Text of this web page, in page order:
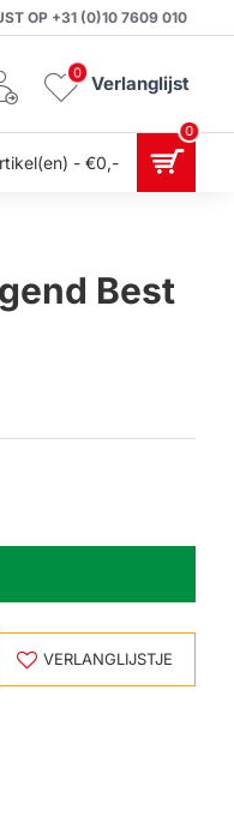
OP +31 (0)10 7609 010
Verlanglijst
0
- €0,-
0
Best
VERLANGLIJSTJE